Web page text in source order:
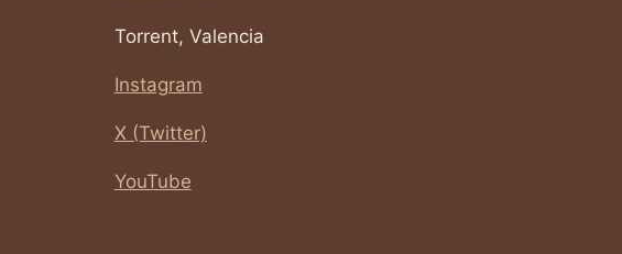
Torrent, Valencia
Instagram
X (Twitter)
YouTube